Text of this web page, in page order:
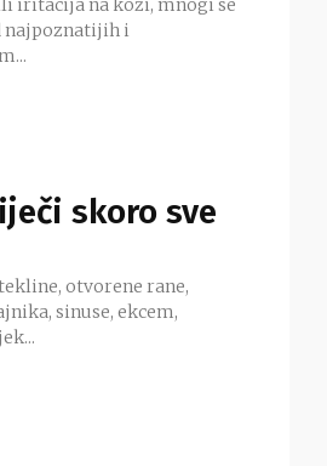
iritacija na koži, mnogi se
najpoznatijih i
skoro sve
otvorene rane,
sinuse, ekcem,